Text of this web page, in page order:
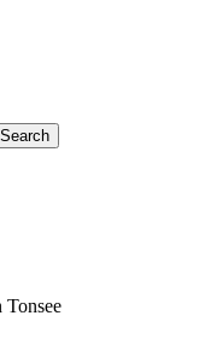
Search
Tonsee